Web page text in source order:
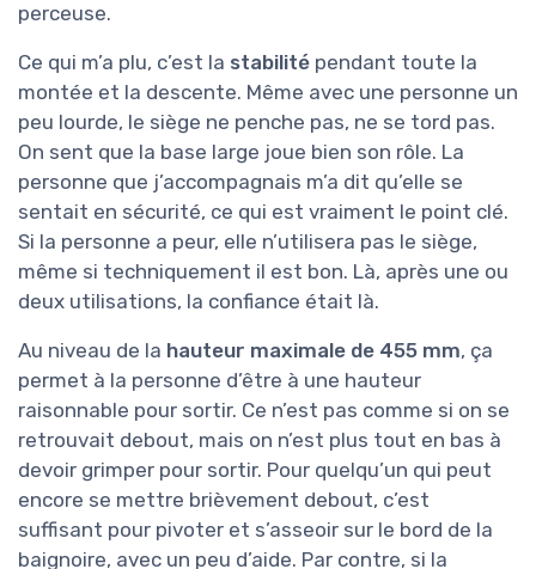
perceuse.
Ce qui m’a plu, c’est la stabilité pendant toute la
montée et la descente. Même avec une personne un
peu lourde, le siège ne penche pas, ne se tord pas.
On sent que la base large joue bien son rôle. La
personne que j’accompagnais m’a dit qu’elle se
sentait en sécurité, ce qui est vraiment le point clé.
Si la personne a peur, elle n’utilisera pas le siège,
même si techniquement il est bon. Là, après une ou
deux utilisations, la confiance était là.
Au niveau de la hauteur maximale de 455 mm, ça
permet à la personne d’être à une hauteur
raisonnable pour sortir. Ce n’est pas comme si on se
retrouvait debout, mais on n’est plus tout en bas à
devoir grimper pour sortir. Pour quelqu’un qui peut
encore se mettre brièvement debout, c’est
suffisant pour pivoter et s’asseoir sur le bord de la
baignoire, avec un peu d’aide. Par contre, si la